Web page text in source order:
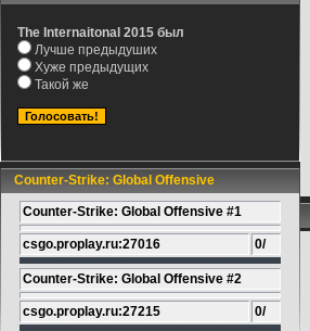
The Internaitonal 2015 был
Лучше предыдуших
Хуже предыдущих
Такой же
Counter-Strike: Global Offensive
Counter-Strike: Global Offensive #1
csgo.proplay.ru:27016 0/
Counter-Strike: Global Offensive #2
csgo.proplay.ru:27215 0/